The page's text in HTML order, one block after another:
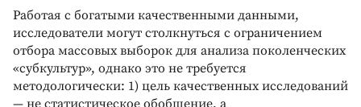
Работая с богатыми качественными данными,
исследователи могут столкнуться с ограничением
отбора массовых выборок для анализа поколенческих
«субкультур», однако это не требуется
методологически: 1) цель качественных исследований
— не статистическое обобщение, а